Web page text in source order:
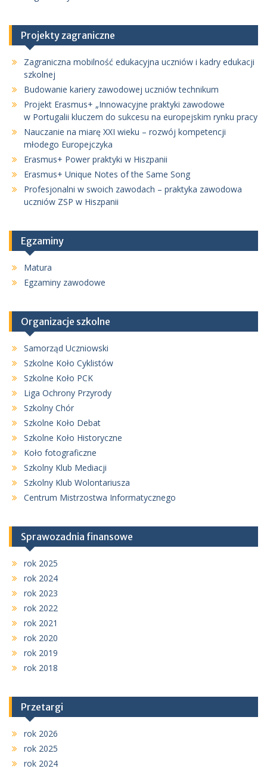
Projekty zagraniczne
Zagraniczna mobilność edukacyjna uczniów i kadry edukacji
szkolnej
Budowanie kariery zawodowej uczniów technikum
Projekt Erasmus+ „Innowacyjne praktyki zawodowe
w Portugalii kluczem do sukcesu na europejskim rynku pracy
Nauczanie na miarę XXI wieku – rozwój kompetencji
młodego Europejczyka
Erasmus+ Power praktyki w Hiszpanii
Erasmus+ Unique Notes of the Same Song
Profesjonalni w swoich zawodach – praktyka zawodowa
uczniów ZSP w Hiszpanii
Egzaminy
Matura
Egzaminy zawodowe
Organizacje szkolne
Samorząd Uczniowski
Szkolne Koło Cyklistów
Szkolne Koło PCK
Liga Ochrony Przyrody
Szkolny Chór
Szkolne Koło Debat
Szkolne Koło Historyczne
Koło fotograficzne
Szkolny Klub Mediacji
Szkolny Klub Wolontariusza
Centrum Mistrzostwa Informatycznego
Sprawozadnia finansowe
rok 2025
rok 2024
rok 2023
rok 2022
rok 2021
rok 2020
rok 2019
rok 2018
Przetargi
rok 2026
rok 2025
rok 2024